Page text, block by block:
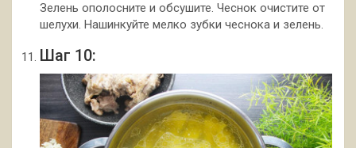
Зелень ополосните и обсушите. Чеснок очистите от
шелухи. Нашинкуйте мелко зубки чеснока и зелень.
Шаг 10: